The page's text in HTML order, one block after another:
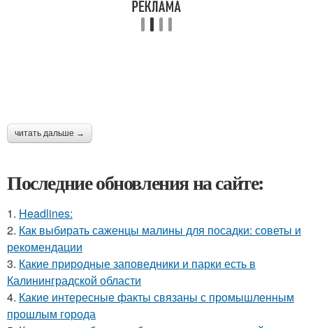
читать дальше →
Последние обновления на сайте:
1. Headlines:
2. Как выбирать саженцы малины для посадки: советы и
рекомендации
3. Какие природные заповедники и парки есть в
Калининградской области
4. Какие интересные факты связаны с промышленным
прошлым города